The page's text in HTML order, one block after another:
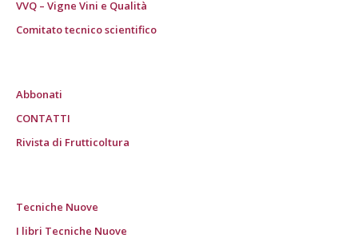
VVQ – Vigne Vini e Qualità
Comitato tecnico scientifico
Abbonati
CONTATTI
Rivista di Frutticoltura
Tecniche Nuove
I libri Tecniche Nuove